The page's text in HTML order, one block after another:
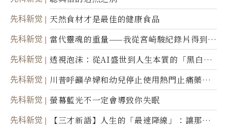
先科新觉 天然食材才是最佳的健康食品
先科新觉
當代靈魂的重量——我從宮崎駿紀錄片得到的
省思
先科新觉
透視泡沫：從AI盛世到人生本質的「黑白一
瞬」
先科新觉
川普呼籲孕婦和幼兒停止使用熱門止痛藥泰
諾
先科新觉 螢幕藍光不一定會導致你失眠
先科新觉
【三才新語】人生的「最速降線」：讓那道